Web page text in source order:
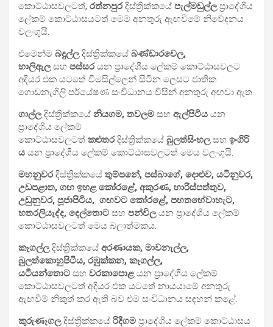
කොට්ඨාසවලටත්, රත්නපුරදිස්ත්‍රික්කයේ පැල්මඩුල්ලප්‍රාදේශීය
ලේකම් කොට්ඨාසයටත් මෙම අනතුරු ඇඟවීමේ නිවේදනය
වලංගුයි.
එමෙන්ම බදුල්ලදිස්ත්‍රික්කයේ බණ්ඩාරවෙල,
හාලිඇලසහ පස්සරයන ප්‍රාදේශීය ලේකම් කොට්ඨාසවලට
අදියර එක යටතේ විමසිල්ලෙන් සිටින ලෙසට ජාතික
ගොඩනැගිලි පර්යේෂණ සංවිධානය විසින් අනතුරු අඟවා ඇත.
ගාල්ලදිස්ත්‍රික්කයේ නියගම, තවලම සහ ඇල්පිටිය යන
ප්‍රාදේශීය ලේකම්
කොට්ඨාසවලටත් කළුතරදිස්ත්‍රික්කයේ බුලත්සිංහලසහ ඉංගිරි
ය යන ප්‍රාදේශීය ලේකම් කොට්ඨාසවලටත් මෙය වලංගුයි.
මහනුවරදිස්ත්‍රික්කයේ තුම්පනේ, පස්බාගේ, දොළුව, යටිනුවර,
උඩපළාත, ගඟ ඉහළ කෝරළේ, අකුරණ, හාරිස්පත්තුව,
උඩුනුවර, පූජාපිටිය, ගඟවට කෝරළේ, පහතහේවාහැට,
හතරලියැද්ද, දෙල්තොට සහ පන්විලයන ප්‍රාදේශීය ලේකම්
කොට්ඨාසවලටත් මෙය බලාත්මකය.
කෑගල්ලදිස්ත්‍රික්කයේ අරණායක, මාවනැල්ල,
බුලත්කොහුපිටිය, රඹුක්කන, කෑගල්ල,
යටියන්තොට සහ වරකාපොළයන ප්‍රාදේශීය ලේකම්
කොට්ඨාසවලටත් අදියර එක යටතේ නායයාමේ අනතුරු
ඇඟවීම් නිකුත් කර ඇති බව එම සංවිධානය සඳහන් කළේ.
කුරුණෑගලදිස්ත්‍රික්කයේ රිදීගම ප්‍රාදේශීය ලේකම් කොට්ඨාසය